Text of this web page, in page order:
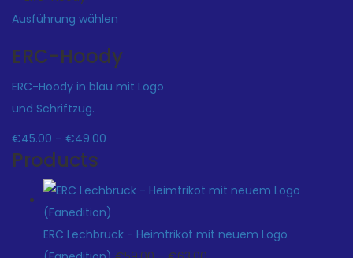
Ausführung wählen
ERC-Hoody
ERC-Hoody in blau mit Logo
und Schriftzug.
€45.00 – €49.00
bis
€49.00
Products
ERC Lechbruck - Heimtrikot mit neuem Logo